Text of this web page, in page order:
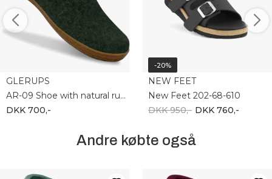
GLERUPS
AR-09 Shoe with natural rubber
DKK 700,-
-20%
NEW FEET
New Feet 202-68-610
DKK 950,- DKK 760,-
Andre købte også